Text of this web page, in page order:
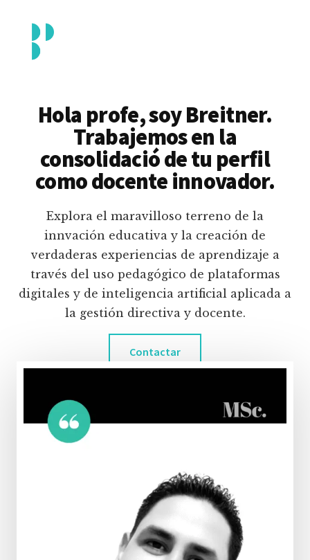
contenido
principal
menu
Piedrahita
docente
pedagógico
educativas
digitales
inteligencia
artificial.
Hola profe, soy Breitner.
Trabajemos en la
consolidació de tu perfil
como docente innovador.
Explora el maravilloso terreno de la
innvación educativa y la creación de
verdaderas experiencias de aprendizaje a
través del uso pedagógico de plataformas
digitales y de inteligencia artificial aplicada a
la gestión directiva y docente.
Contactar